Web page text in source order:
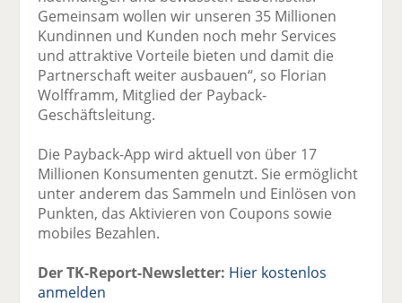
Gemeinsam wollen wir unseren 35 Millionen
Kundinnen und Kunden noch mehr Services
und attraktive Vorteile bieten und damit die
Partnerschaft weiter ausbauen“, so Florian
Wolfframm, Mitglied der Payback-
Geschäftsleitung.
Die Payback-App wird aktuell von über 17
Millionen Konsumenten genutzt. Sie ermöglicht
unter anderem das Sammeln und Einlösen von
Punkten, das Aktivieren von Coupons sowie
mobiles Bezahlen.
Der TK-Report-Newsletter: Hier kostenlos
anmelden